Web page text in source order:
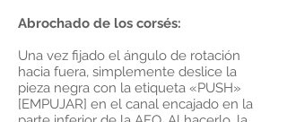
Abrochado de los corsés:
Una vez fijado el ángulo de rotación
hacia fuera, simplemente deslice la
pieza negra con la etiqueta «PUSH»
[EMPUJAR] en el canal encajado en la